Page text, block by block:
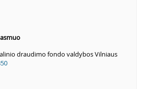
draudimo fondo valdybos Vilniaus